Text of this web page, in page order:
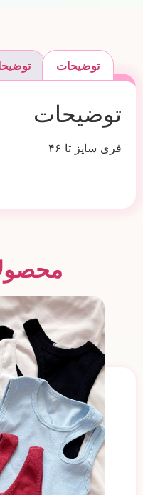
توضیحات
توضیحات
فری سایز تا ۴۶